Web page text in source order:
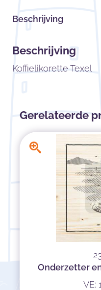
Beschrijving
Beschrijving
Koffielikorette Texel
Gerelateerde
Onderzetter
VE: